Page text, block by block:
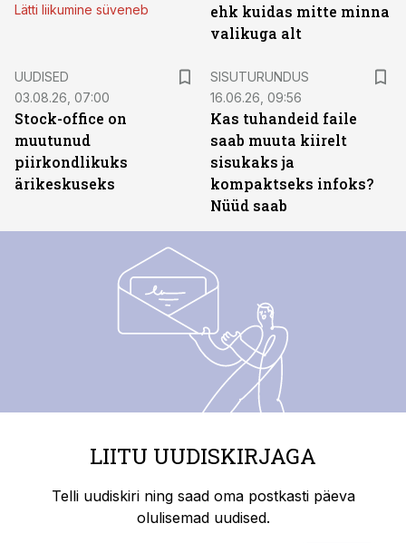
Lätti liikumine süveneb
ehk kuidas mitte minna
valikuga alt
UUDISED
03.08.26, 07:00
Stock-office on
muutunud
piirkondlikuks
ärikeskuseks
SISUTURUNDUS
16.06.26, 09:56
Kas tuhandeid faile
saab muuta kiirelt
sisukaks ja
kompaktseks infoks?
Nüüd saab
LIITU UUDISKIRJAGA
Telli uudiskiri ning saad oma postkasti päeva
olulisemad uudised.